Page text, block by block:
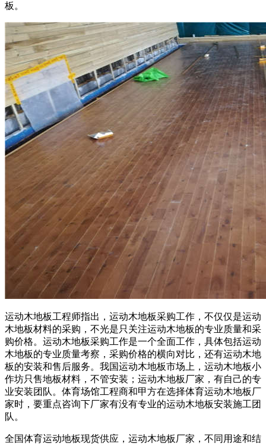
板。
运动木地板工程师指出，运动木地板采购工作，不仅仅是运动
木地板材料的采购，不光是只关注运动木地板的专业质量和采
购价格。运动木地板采购工作是一个全面工作，具体包括运动
木地板的专业质量考察，采购价格的横向对比，还有运动木地
板的安装和售后服务。我国运动木地板市场上，运动木地板小
作坊只售地板材料，不管安装；运动木地板厂家，有自己的专
业安装团队。体育场馆工程商和甲方在选择体育运动木地板厂
家时，要重点咨询下厂家有没有专业的运动木地板安装施工团
队。
全国体育运动地板现货供应，运动木地板厂家，不同用途和结